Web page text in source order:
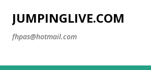
Ir al contenido principal
JUMPINGLIVE.COM
fhpas@hotmail.com